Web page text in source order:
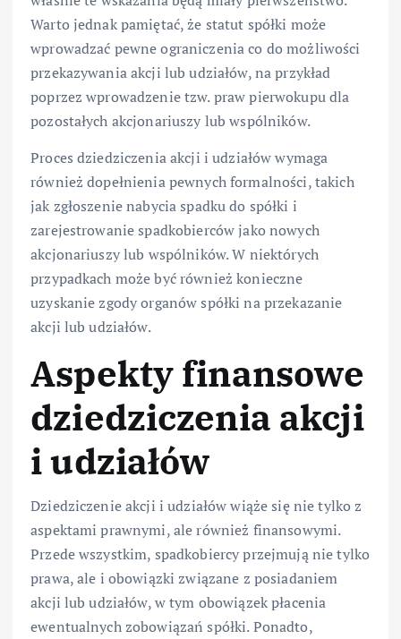
Warto jednak pamiętać, że statut spółki może
wprowadzać pewne ograniczenia co do możliwości
przekazywania akcji lub udziałów, na przykład
poprzez wprowadzenie tzw. praw pierwokupu dla
pozostałych akcjonariuszy lub wspólników.
Proces dziedziczenia akcji i udziałów wymaga
również dopełnienia pewnych formalności, takich
jak zgłoszenie nabycia spadku do spółki i
zarejestrowanie spadkobierców jako nowych
akcjonariuszy lub wspólników. W niektórych
przypadkach może być również konieczne
uzyskanie zgody organów spółki na przekazanie
akcji lub udziałów.
Aspekty finansowe
dziedziczenia akcji
i udziałów
Dziedziczenie akcji i udziałów wiąże się nie tylko z
aspektami prawnymi, ale również finansowymi.
Przede wszystkim, spadkobiercy przejmują nie tylko
prawa, ale i obowiązki związane z posiadaniem
akcji lub udziałów, w tym obowiązek płacenia
ewentualnych zobowiązań spółki. Ponadto,